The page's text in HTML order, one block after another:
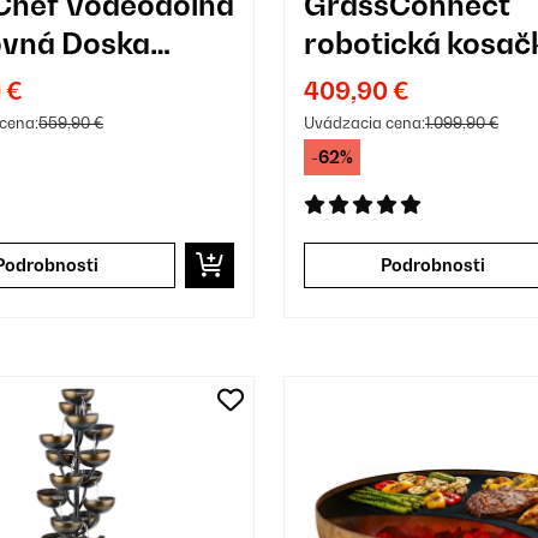
Doska
Kuchynská
Antracit
€
559,90 €
robotická
Starostlivosť o
trávnik do 1 000
409,90 €
Uvádzacia cena:1.099,90 €
-62%
Podrobnosti